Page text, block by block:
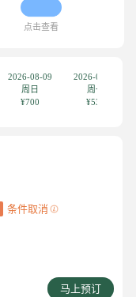
点击查看
2026-08-09
周日
¥700
2026-08-10
周一
¥530
条件取消
马上预订